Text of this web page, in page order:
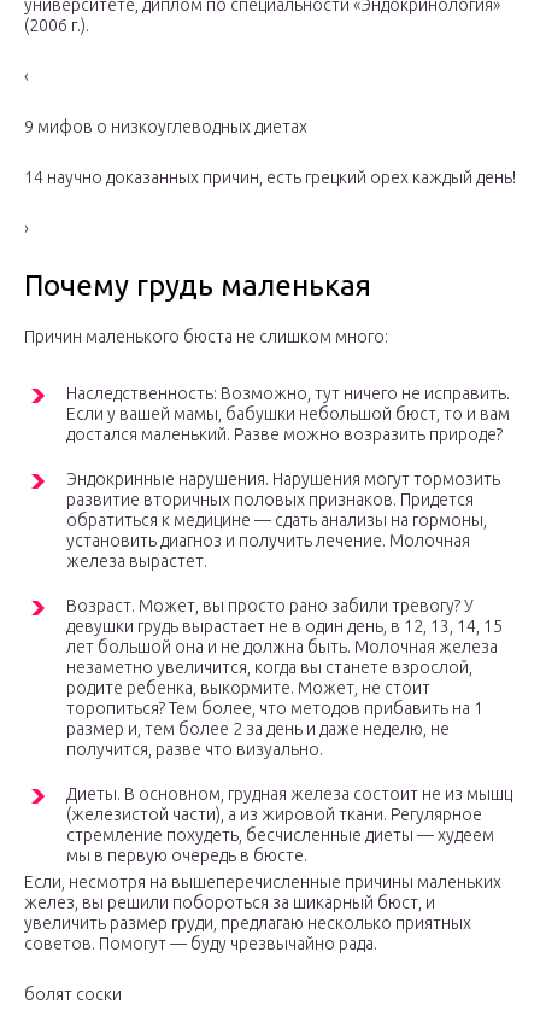
университете, диплом по специальности «Эндокринология»
(2006 г.).
‹
9 мифов о низкоуглеводных диетах
14 научно доказанных причин, есть грецкий орех каждый день!
›
Почему грудь маленькая
Причин маленького бюста не слишком много:
Наследственность: Возможно, тут ничего не исправить.
Если у вашей мамы, бабушки небольшой бюст, то и вам
достался маленький. Разве можно возразить природе?
Эндокринные нарушения. Нарушения могут тормозить
развитие вторичных половых признаков. Придется
обратиться к медицине — сдать анализы на гормоны,
установить диагноз и получить лечение. Молочная
железа вырастет.
Возраст. Может, вы просто рано забили тревогу? У
девушки грудь вырастает не в один день, в 12, 13, 14, 15
лет большой она и не должна быть. Молочная железа
незаметно увеличится, когда вы станете взрослой,
родите ребенка, выкормите. Может, не стоит
торопиться? Тем более, что методов прибавить на 1
размер и, тем более 2 за день и даже неделю, не
получится, разве что визуально.
Диеты. В основном, грудная железа состоит не из мышц
(железистой части), а из жировой ткани. Регулярное
стремление похудеть, бесчисленные диеты — худеем
мы в первую очередь в бюсте.
Если, несмотря на вышеперечисленные причины маленьких
желез, вы решили побороться за шикарный бюст, и
увеличить размер груди, предлагаю несколько приятных
советов. Помогут — буду чрезвычайно рада.
болят соски